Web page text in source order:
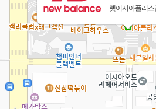
렛이시아폴리스